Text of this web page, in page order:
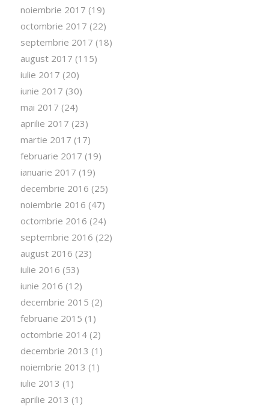
noiembrie 2017 (19)
octombrie 2017 (22)
septembrie 2017 (18)
august 2017 (115)
iulie 2017 (20)
iunie 2017 (30)
mai 2017 (24)
aprilie 2017 (23)
martie 2017 (17)
februarie 2017 (19)
ianuarie 2017 (19)
decembrie 2016 (25)
noiembrie 2016 (47)
octombrie 2016 (24)
septembrie 2016 (22)
august 2016 (23)
iulie 2016 (53)
iunie 2016 (12)
decembrie 2015 (2)
februarie 2015 (1)
octombrie 2014(2)
decembrie 2013 (1)
noiembrie 2013 (1)
iulie 2013 (1)
aprilie 2013 (1)